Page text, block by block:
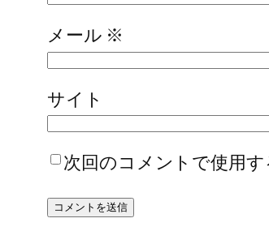
メール ※
サイト
次回のコメントで使用